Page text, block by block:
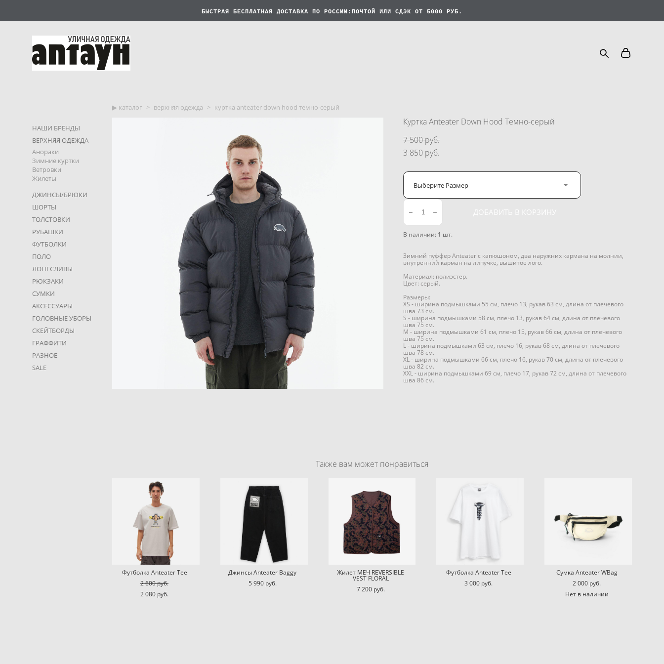
БЫСТРАЯ БЕСПЛАТНАЯ ДОСТАВКА ПО РОССИИ:ПОЧТОЙ ИЛИ СДЭК ОТ 5000 РУБ.
НАШИ БРЕНДЫ
ВЕРХНЯЯ ОДЕЖДА
Анораки
Зимние куртки
Ветровки
Жилеты
ДЖИНСЫ/БРЮКИ
ШОРТЫ
ТОЛСТОВКИ
РУБАШКИ
ФУТБОЛКИ
ПОЛО
ЛОНГСЛИВЫ
РЮКЗАКИ
СУМКИ
АКСЕССУАРЫ
ГОЛОВНЫЕ УБОРЫ
СКЕЙТБОРДЫ
ГРАФФИТИ
РАЗНОЕ
SALE
▶︎ каталог > верхняя одежда > куртка anteater down hood темно-серый
Куртка Anteater Down Hood Темно-серый
7 500 pуб.
3 850 pуб.
Выберите Размер
В наличии: 1 шт.
ДОБАВИТЬ В КОРЗИНУ
Зимний пуффер Anteater с капюшоном, два наружних кармана на молнии,
внутренний карман на липучке, вышитое лого.
Материал: полиэстер.
Цвет: серый.
Размеры:
XS - ширина подмышками 55 см, плечо 13, рукав 63 см, длина от плечевого
шва 73 см.
S - ширина подмышками 58 см, плечо 13, рукав 64 см, длина от плечевого
шва 75 см.
M - ширина подмышками 61 см, плечо 15, рукав 66 см, длина от плечевого
шва 75 см.
L - ширина подмышками 63 см, плечо 16, рукав 68 см, длина от плечевого
шва 78 см.
XL - ширина подмышками 66 см, плечо 16, рукав 70 см, длина от плечевого
шва 82 см.
XXL - ширина подмышками 69 см, плечо 17, рукав 72 см, длина от плечевого
шва 86 см.
Также вам может понравиться
Футболка Anteater Tee
2 600 pуб.
2 080 pуб.
Джинсы Anteater Baggy
5 990 pуб.
Жилет МЕЧ REVERSIBLE
VEST FLORAL
7 200 pуб.
Футболка Anteater Tee
3 000 pуб.
Сумка Anteater WBag
2 000 pуб.
Нет в наличии